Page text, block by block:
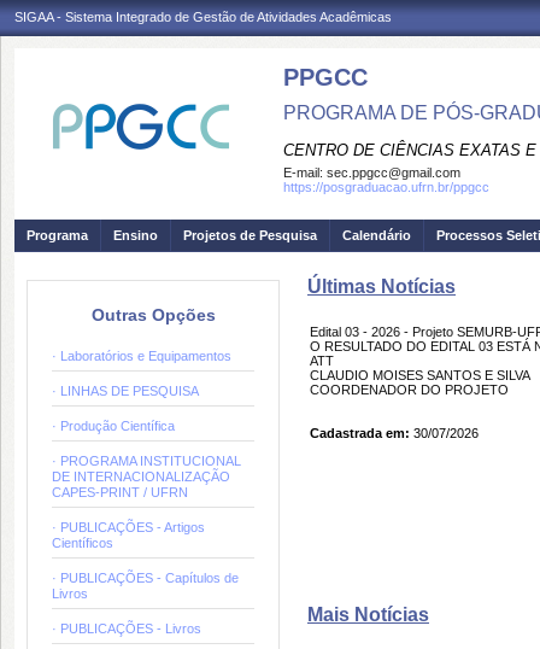
SIGAA - Sistema Integrado de Gestão de Atividades Acadêmicas
PPGCC
PROGRAMA DE PÓS-
CENTRO DE CIÊNCIAS EXATAS
E-mail: sec.ppgcc@gmail.com
https://posgraduacao.ufrn.br/ppgcc
Programa Ensino Projetos de Pesquisa Calendário Processos
Outras Opções
· Laboratórios e Equipamentos
· LINHAS DE PESQUISA
· Produção Científica
· PROGRAMA INSTITUCIONAL
DE INTERNACIONALIZAÇÃO
CAPES-PRINT / UFRN
· PUBLICAÇÕES - Artigos
Científicos
· PUBLICAÇÕES - Capítulos de
Livros
· PUBLICAÇÕES - Livros
Últimas Notícias
Edital 03 - 2026 - Projeto SEMURB-
O RESULTADO DO EDITAL 03 ESTÁ
ATT
CLAUDIO MOISES SANTOS E SILVA
COORDENADOR DO PROJETO
Cadastrada em: 30/07/2026
Mais Notícias